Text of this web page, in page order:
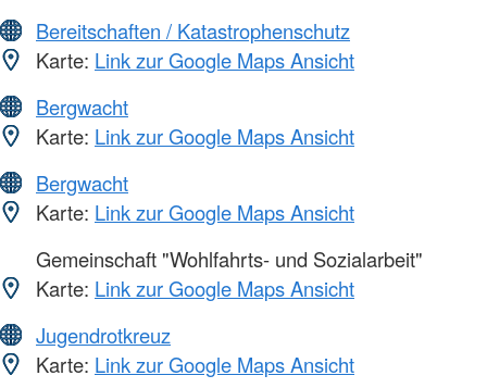
Bereitschaften / Katastrophenschutz
Karte: Link zur Google Maps Ansicht
Bergwacht
Karte: Link zur Google Maps Ansicht
Bergwacht
Karte: Link zur Google Maps Ansicht
Gemeinschaft "Wohlfahrts- und Sozialarbeit"
Karte: Link zur Google Maps Ansicht
Jugendrotkreuz
Karte: Link zur Google Maps Ansicht